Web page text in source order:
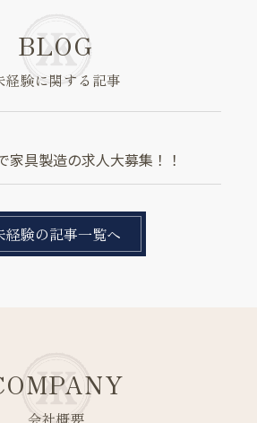
BLOG
経験に関する記事
家具製造の求人大募集！！
経験の記事一覧へ
会社概要